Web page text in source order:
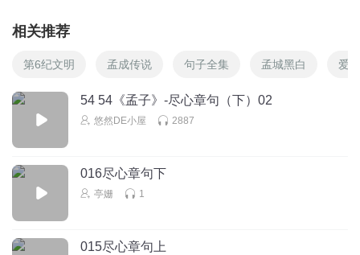
相关推荐
第6纪文明 孟成传说 句子全集 孟城黑白 爱
54 54《孟子》-尽心章句（下）02
悠然DE小屋 2887
016尽心章句下
亭姗 1
015尽心章句上